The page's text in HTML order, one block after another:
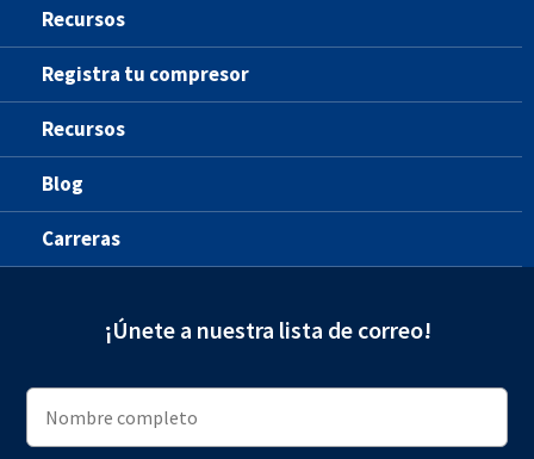
Recursos
Registra tu compresor
Recursos
Blog
Carreras
¡Únete a nuestra lista de correo!